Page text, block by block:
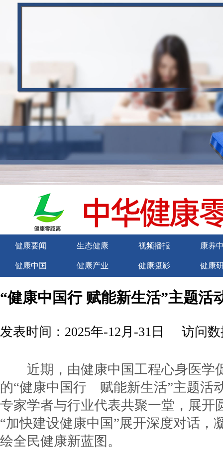
健康要闻 生态健康 视频播报 康养
健康中国 健康产业 健康摄影 健康
“健康中国行 赋能新生活”主题活
发表时间：2025年-12月-31日 访问数
近期，由健康中国工程心身医学
的“健康中国行 赋能新生活”主题活
专家学者与行业代表共聚一堂，展开
“加快建设健康中国”展开深度对话，
绘全民健康新蓝图。